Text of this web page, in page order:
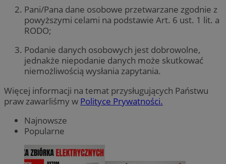
Pani/Pana dane osobowe przetwarzane zgodnie z
powyższymi celami na podstawie Art. 6 ust. 1 lit. a
RODO;
Podanie danych osobowych jest dobrowolne,
jednakże niepodanie danych może skutkować
niemożliwością wysłania zapytania.
Więcej informacji na temat przysługujących Państwu
praw zawarliśmy w Polityce Prywatności.
Najnowsze
Popularne